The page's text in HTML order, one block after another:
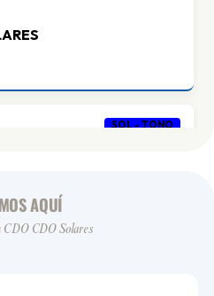
SOL - TONO
AQUÍ
CDO CDO Solares